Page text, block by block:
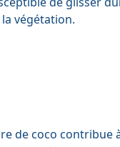
végétation.
de coco contribue